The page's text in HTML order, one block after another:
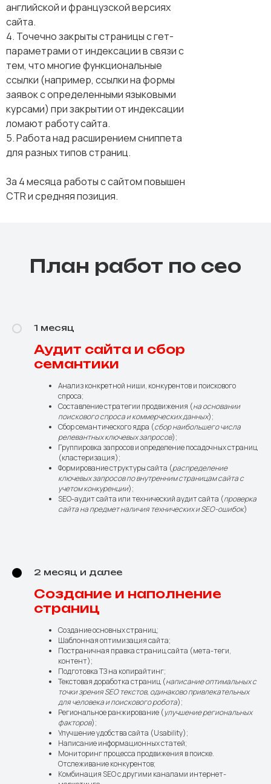
английской и французской версиях
сайта.
4. Точечно закрыты страницы с гет-
параметрами от индексации в связи с
тем, что многие функциональные
ссылки (например, ссылки на формы
заявок с определенными языковыми
курсами) при закрытии от индексации
ломают работу сайта.
5. Работа над расширением сниппета
для разных типов страниц.
За 4 месяца работы с сайтом повышен
CTR и средняя позиция.
План работ по сео
1 месяц
Аудит сайта и сбор
семантики
Анализ конкретной ниши, конкурентов и поискового
спроса;
Составление стратегии продвижения (на основании
поискового спроса и коммерческих данных);
Сбор семантического ядра (сбор наибольшего числа
релевантных ключевых запросов);
Группировка запросов и определение посадочных страниц
(кластеризация);
Формирование структуры сайта (распределение
ключевых запросов по внутренним страницам сайта с
учетом конкуренции);
SEO-аудит сайта или технический аудит сайта (проверка
сайта на предмет наличия технических и SEO-ошибок)
2 месяц и далее
Создание и наполнение
страниц
Создание основных страниц;
Шаблонная оптимизация сайта;
Постраничная правка страниц сайта (мета-теги,
контент);
Подготовка ТЗ на копирайтинг;
Текстовая доработка страниц (написание оптимальных с
точки зрения SEO текстов, одинаково привлекательных
для человека и поискового робота);
Региональное ранжирование (улучшение региональных
факторов);
Улучшение удобства сайта (Usability);
Написание информационных статей;
Мониторинг процесса продвижения в поиске.
Отслеживание конкурентов;
Комбинация SEO с другими каналами интернет-